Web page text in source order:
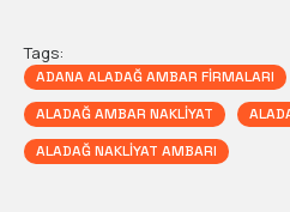
Tags:
ADANA ALADAĞ AMBAR FIRMALARI
ALADAĞ AMBAR NAKLIYAT
ALADAĞ NAKLIYAT AMBARI